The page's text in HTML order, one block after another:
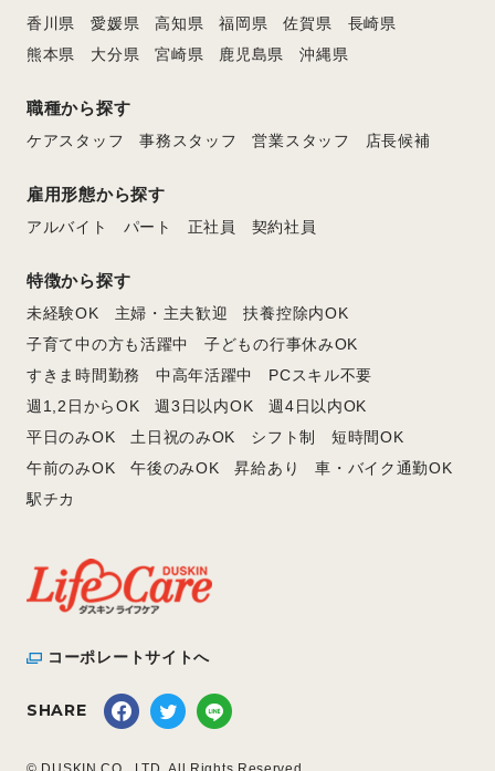
香川県
愛媛県 高知県 福岡県 佐賀県
長崎県
熊本県
大分県 宮崎県 鹿児島県 沖縄県
職種から探す
ケアスタッフ 事務スタッフ 営業スタッフ 店長候補
雇用形態から探す
アルバイト パート 正社員 契約社員
特徴から探す
未経験OK 主婦・主夫歓迎
扶養控除内OK
子育て中の方も活躍中
子どもの行事休みOK
すきま時間勤務
中高年活躍中
PCスキル不要
週1,2日からOK
週3日以内OK
週4日以内OK
平日のみOK
土日祝のみOK シフト制
短時間OK
午前のみOK
午後のみOK 昇給あり
車・バイク通勤OK
駅チカ
コーポレートサイトへ
SHARE